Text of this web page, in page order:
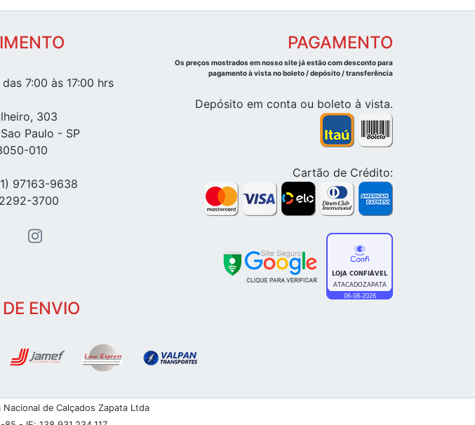
7:00 às 17:00 hrs
303
Paulo - SP
010
97163-9638
3700
PAGAMENTO
Os preços mostrados em nosso site já estão com desconto para
pagamento à vista no boleto / depósito / transferência
Depósito em conta ou boleto à vista.
Cartão de Crédito:
ENVIO
de Calçados Zapata Ltda